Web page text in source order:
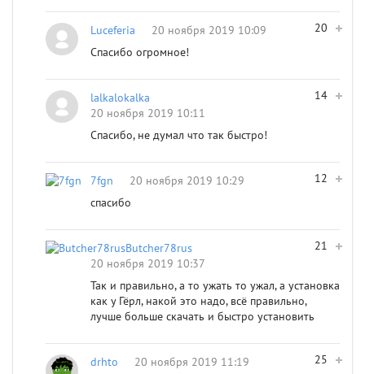
20
Luceferia
20 ноября 2019 10:09
Спасибо огромное!
14
lalkalokalka
20 ноября 2019 10:11
Спасибо, не думал что так быстро!
12
7fgn
20 ноября 2019 10:29
спасибо
21
Butcher78rus
20 ноября 2019 10:37
Так и правильно, а то ужать то ужал, а установка
как у Гёрл, накой это надо, всё правильно,
лучше больше скачать и быстро установить
25
drhto
20 ноября 2019 11:19